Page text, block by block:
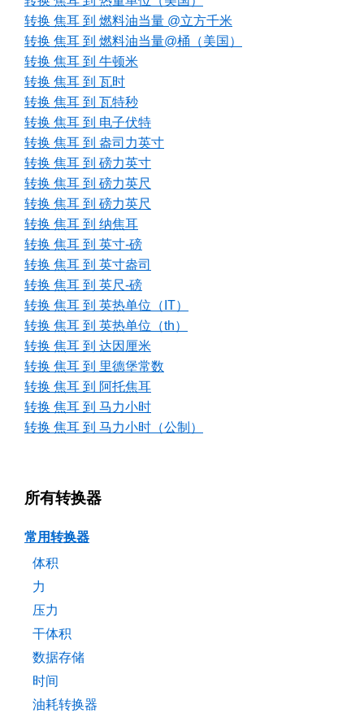
转换 焦耳 到 燃料油当量 @立方千米
转换 焦耳 到 燃料油当量@桶（美国）
转换 焦耳 到 牛顿米
转换 焦耳 到 瓦时
转换 焦耳 到 瓦特秒
转换 焦耳 到 电子伏特
转换 焦耳 到 盎司力英寸
转换 焦耳 到 磅力英寸
转换 焦耳 到 磅力英尺
转换 焦耳 到 磅力英尺
转换 焦耳 到 纳焦耳
转换 焦耳 到 英寸-磅
转换 焦耳 到 英寸盎司
转换 焦耳 到 英尺-磅
转换 焦耳 到 英热单位（IT）
转换 焦耳 到 英热单位（th）
转换 焦耳 到 达因厘米
转换 焦耳 到 里德堡常数
转换 焦耳 到 阿托焦耳
转换 焦耳 到 马力小时
转换 焦耳 到 马力小时（公制）
所有转换器
常用转换器
体积
力
压力
干体积
数据存储
时间
油耗转换器